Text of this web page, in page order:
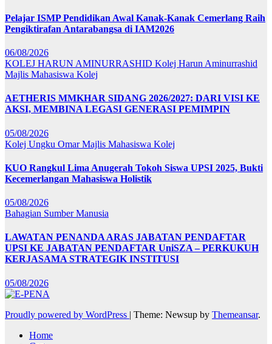
Pelajar ISMP Pendidikan Awal Kanak-Kanak Cemerlang Raih
Pengiktirafan Antarabangsa di IAM2026
06/08/2026
KOLEJ HARUN AMINURRASHID Kolej Harun Aminurrashid
Majlis Mahasiswa Kolej
AETHERIS MMKHAR SIDANG 2026/2027: DARI VISI KE
AKSI, MEMBINA LEGASI GENERASI PEMIMPIN
05/08/2026
Kolej Ungku OmarMajlis Mahasiswa Kolej
KUO Rangkul Lima Anugerah Tokoh Siswa UPSI 2025, Bukti
Kecemerlangan Mahasiswa Holistik
05/08/2026
Bahagian Sumber Manusia
LAWATAN PENANDA ARAS JABATAN PENDAFTAR
UPSI KE JABATAN PENDAFTAR UniSZA – PERKUKUH
KERJASAMA STRATEGIK INSTITUSI
05/08/2026
Proudly powered by WordPress | Theme: Newsup by Themeansar.
Home